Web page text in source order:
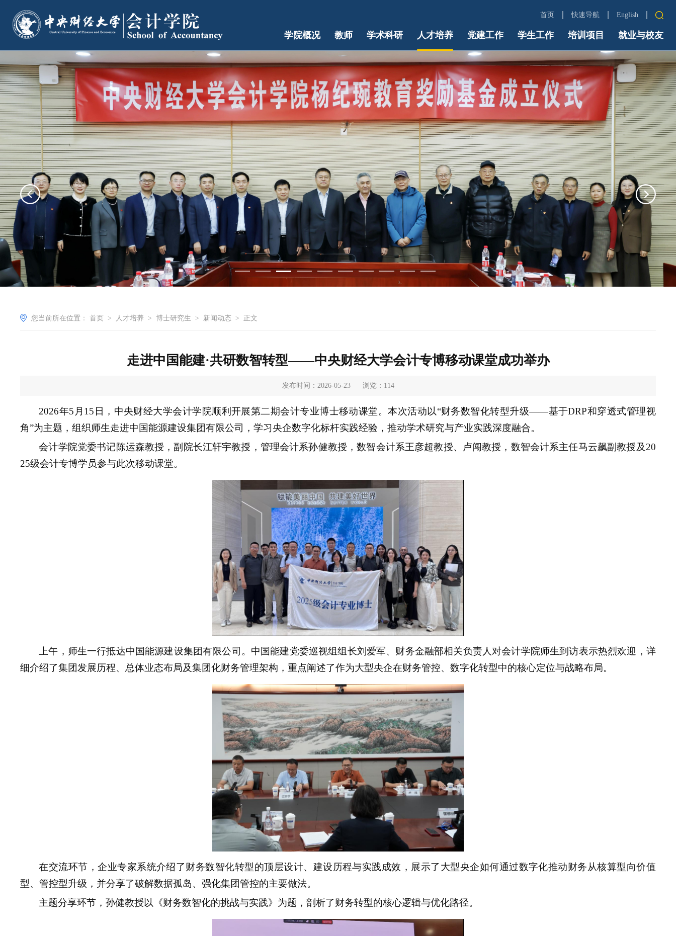
首页 快速导航
中财首页
信息门户
Email
English
学院概况 教师 学术科研 人才培养 党建工作 学生工作 培训项目 就业与校友
您当前所在位置：首页 > 人才培养 > 博士研究生 > 新闻动态 > 正文
走进中国能建·共研数智转型——中央财经大学会计专博移动课堂成功举办
发布时间：2026-05-23 浏览： 114
2026年5月15日，中央财经大学会计学院顺利开展第二期会计专业博士移动课堂。本次活动以“财务数智化转型升级——基于DRP和穿透式管理视
角”为主题，组织师生走进中国能源建设集团有限公司，学习央企数字化标杆实践经验，推动学术研究与产业实践深度融合。
会计学院党委书记陈运森教授，副院长江轩宇教授，管理会计系孙健教授，数智会计系王彦超教授、卢闯教授，数智会计系主任马云飙副教授及20
25级会计专博学员参与此次移动课堂。
上午，师生一行抵达中国能源建设集团有限公司。中国能建党委巡视组组长刘爱军、财务金融部相关负责人对会计学院师生到访表示热烈欢迎，详
细介绍了集团发展历程、总体业态布局及集团化财务管理架构，重点阐述了作为大型央企在财务管控、数字化转型中的核心定位与战略布局。
在交流环节，企业专家系统介绍了财务数智化转型的顶层设计、建设历程与实践成效，展示了大型央企如何通过数字化推动财务从核算型向价值
型、管控型升级，并分享了破解数据孤岛、强化集团管控的主要做法。
主题分享环节，孙健教授以《财务数智化的挑战与实践》为题，剖析了财务转型的核心逻辑与优化路径。